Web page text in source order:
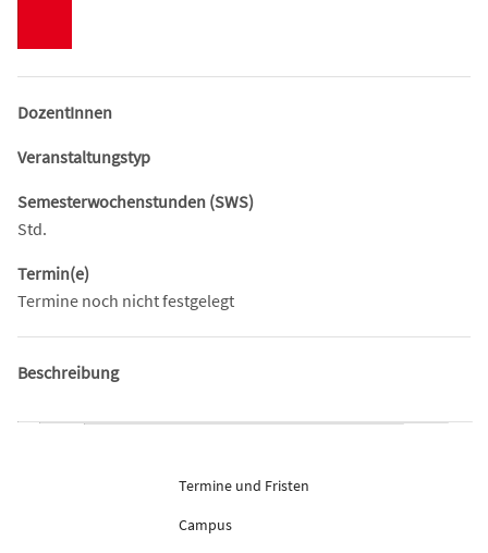
DozentInnen
Veranstaltungstyp
Semesterwochenstunden (SWS)
Std.
Termin(e)
Termine noch nicht festgelegt
Beschreibung
Termine und Fristen
Campus